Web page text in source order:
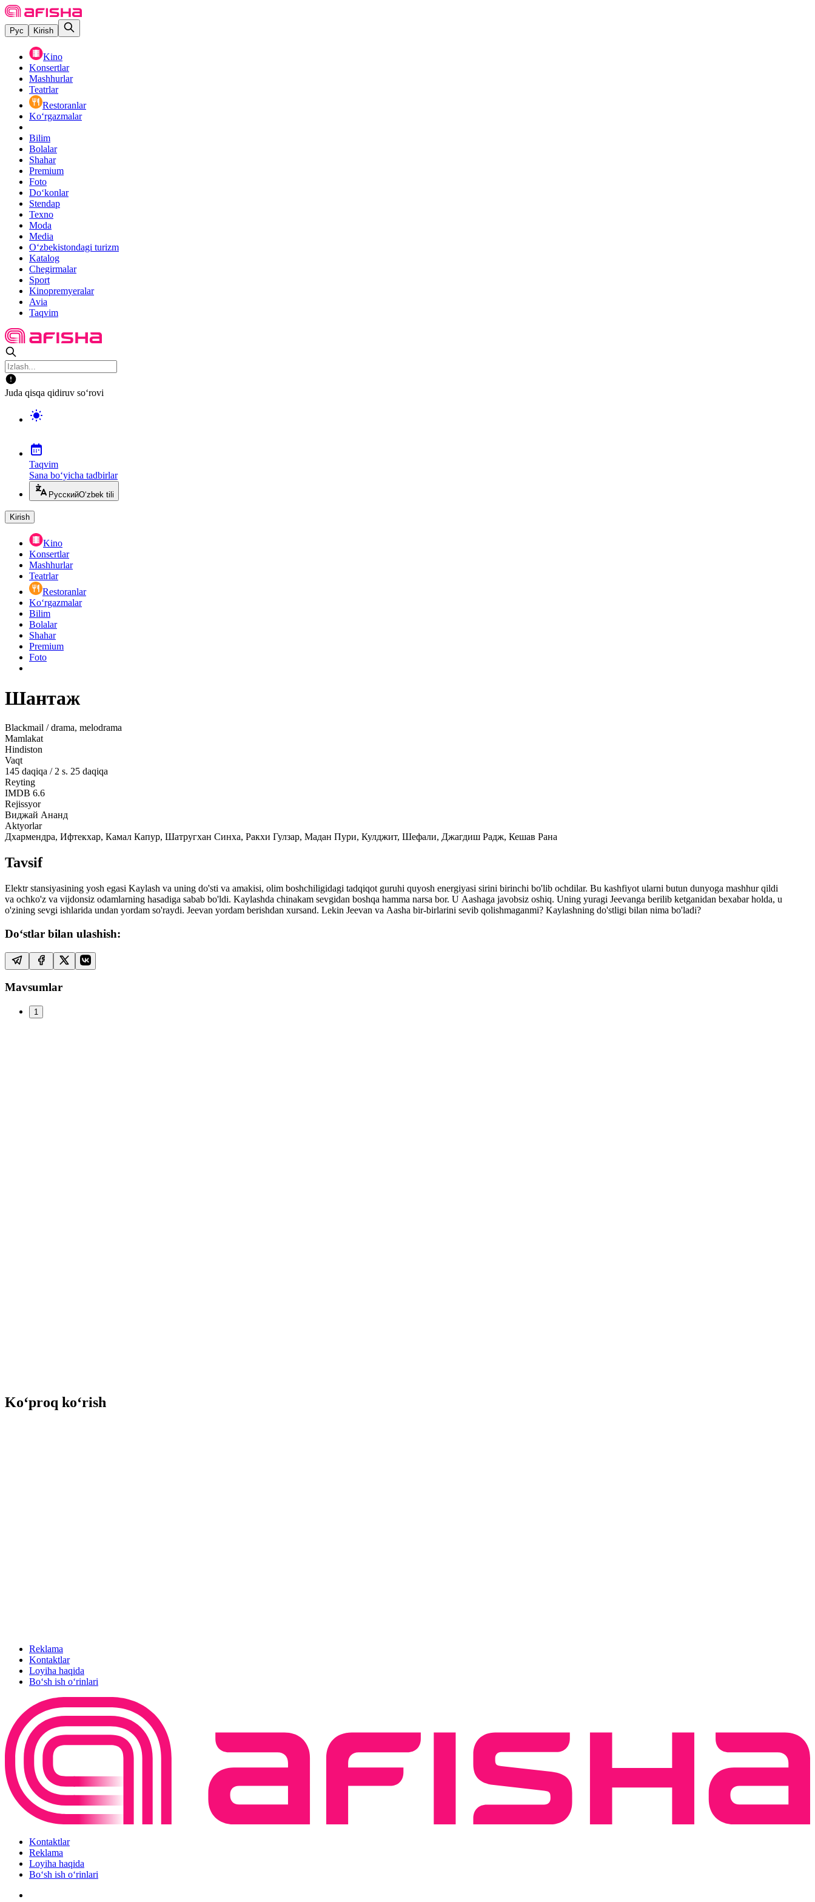
Рус Kirish
Kino
Konsertlar
Mashhurlar
Teatrlar
Restoranlar
Ko‘rgazmalar
Bilim
Bolalar
Shahar
Premium
Foto
Do‘konlar
Stendap
Texno
Moda
Media
O‘zbekistondagi turizm
Katalog
Chegirmalar
Sport
Kinopremyeralar
Avia
Taqvim
Juda qisqa qidiruv so‘rovi
Taqvim
Sana bo‘yicha tadbirlar
РусскийO‘zbek tili
Kirish
Kino
Konsertlar
Mashhurlar
Teatrlar
Restoranlar
Ko‘rgazmalar
Bilim
Bolalar
Shahar
Premium
Foto
Шантаж
Blackmail / drama, melodrama
Mamlakat
Hindiston
Vaqt
145 daqiqa / 2 s. 25 daqiqa
Reyting
IMDB 6.6
Rejissyor
Виджай Ананд
Aktyorlar
Дхармендра, Ифтекхар, Камал Капур, Шатругхан Синха, Ракхи Гулзар, Мадан Пури, Кулджит, Шефали, Джагдиш Радж, Кешав Рана
Tavsif
Elektr stansiyasining yosh egasi Kaylash va uning do'sti va amakisi, olim boshchiligidagi tadqiqot guruhi quyosh energiyasi sirini birinchi bo'lib ochdilar. Bu kashfiyot ularni butun dunyoga mashhur qildi
va ochko'z va vijdonsiz odamlarning hasadiga sabab bo'ldi. Kaylashda chinakam sevgidan boshqa hamma narsa bor. U Aashaga javobsiz oshiq. Uning yuragi Jeevanga berilib ketganidan bexabar holda, u
o'zining sevgi ishlarida undan yordam so'raydi. Jeevan yordam berishdan xursand. Lekin Jeevan va Aasha bir-birlarini sevib qolishmaganmi? Kaylashning do'stligi bilan nima bo'ladi?
Do‘stlar bilan ulashish:
Mavsumlar
1
Ko‘proq ko‘rish
Reklama
Kontaktlar
Loyiha haqida
Bo‘sh ish o‘rinlari
Kontaktlar
Reklama
Loyiha haqida
Bo‘sh ish o‘rinlari